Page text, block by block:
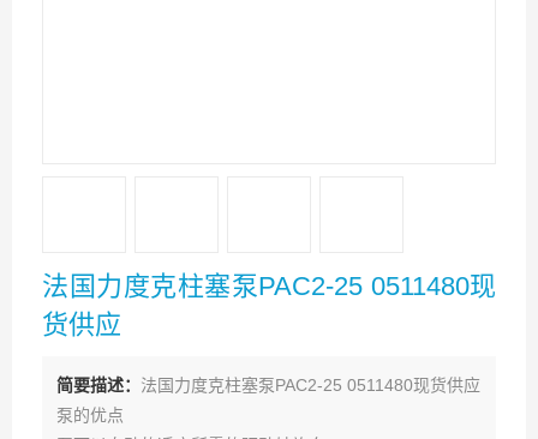
法国力度克柱塞泵PAC2-25 0511480现
货供应
简要描述： 法国力度克柱塞泵PAC2-25 0511480现货供应
泵的优点